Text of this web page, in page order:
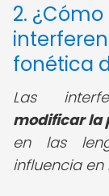
2.
fonética
Las
modificar la
en las
influencia